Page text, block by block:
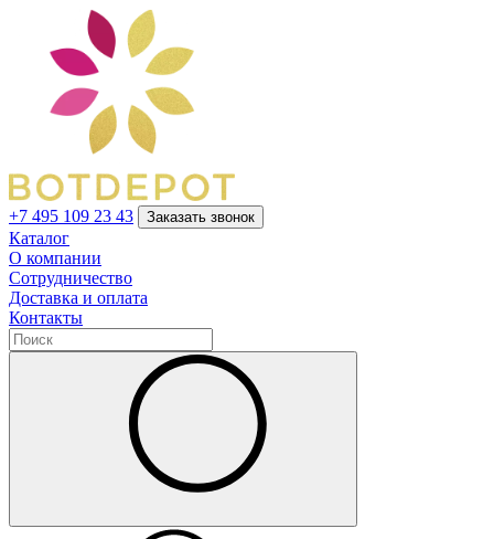
+7 495 109 23 43 Заказать звонок
Каталог
О компании
Сотрудничество
Доставка и оплата
Контакты